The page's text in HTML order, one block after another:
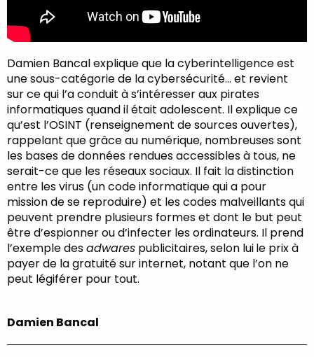
Damien Bancal explique que la cyberintelligence est
une sous-catégorie de la cybersécurité… et revient
sur ce qui l’a conduit à s’intéresser aux pirates
informatiques quand il était adolescent. Il explique ce
qu’est l’OSINT (renseignement de sources ouvertes),
rappelant que grâce au numérique, nombreuses sont
les bases de données rendues accessibles à tous, ne
serait-ce que les réseaux sociaux. Il fait la distinction
entre les virus (un code informatique qui a pour
mission de se reproduire) et les codes malveillants qui
peuvent prendre plusieurs formes et dont le but peut
être d’espionner ou d’infecter les ordinateurs. Il prend
l’exemple desadwares publicitaires, selon luile prix à
payer de la gratuité sur internet, notant que l’on ne
peut légiférer pour tout.
Damien Bancal